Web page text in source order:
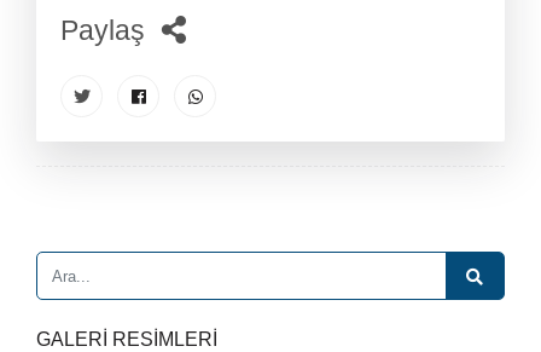
Paylaş
GALERİ RESİMLERİ